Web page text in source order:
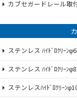
カブセガードレール取
ステンレス ﾊｲﾄﾞﾛｸﾘｰﾝ
ステンレス ﾊｲﾄﾞﾛｸﾘｰﾝ
ステンレスﾊｲﾄﾞﾛｸﾘｰﾝ